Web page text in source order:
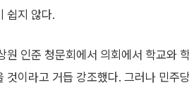
쉽지 않다.
인준 청문회에서 의회에서 학교와
이라고 거듭 강조했다. 그러나 민주